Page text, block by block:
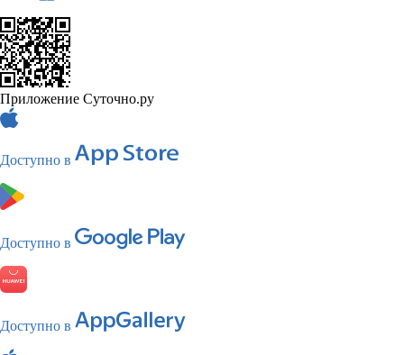
Приложение Суточно.ру
Доступно в
Доступно в
Доступно в